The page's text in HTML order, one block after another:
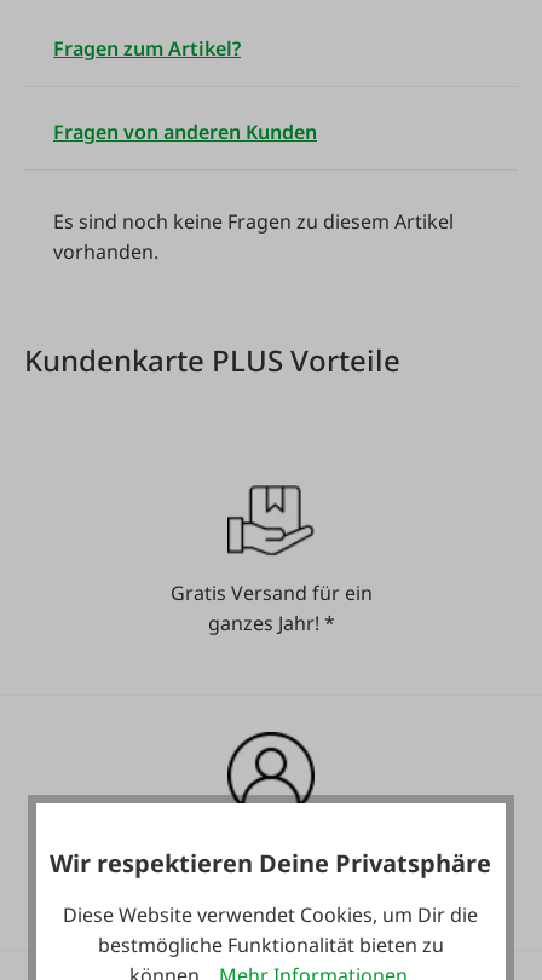
Fragen zum Artikel?
Fragen von anderen Kunden
Es sind noch keine Fragen zu diesem Artikel
vorhanden.
Kundenkarte PLUS Vorteile
Gratis Versand für ein
ganzes Jahr! *
Heute noch Service
inkludiert!
Wir respektieren Deine Privatsphäre
Diese Website verwendet Cookies, um Dir die
bestmögliche Funktionalität bieten zu